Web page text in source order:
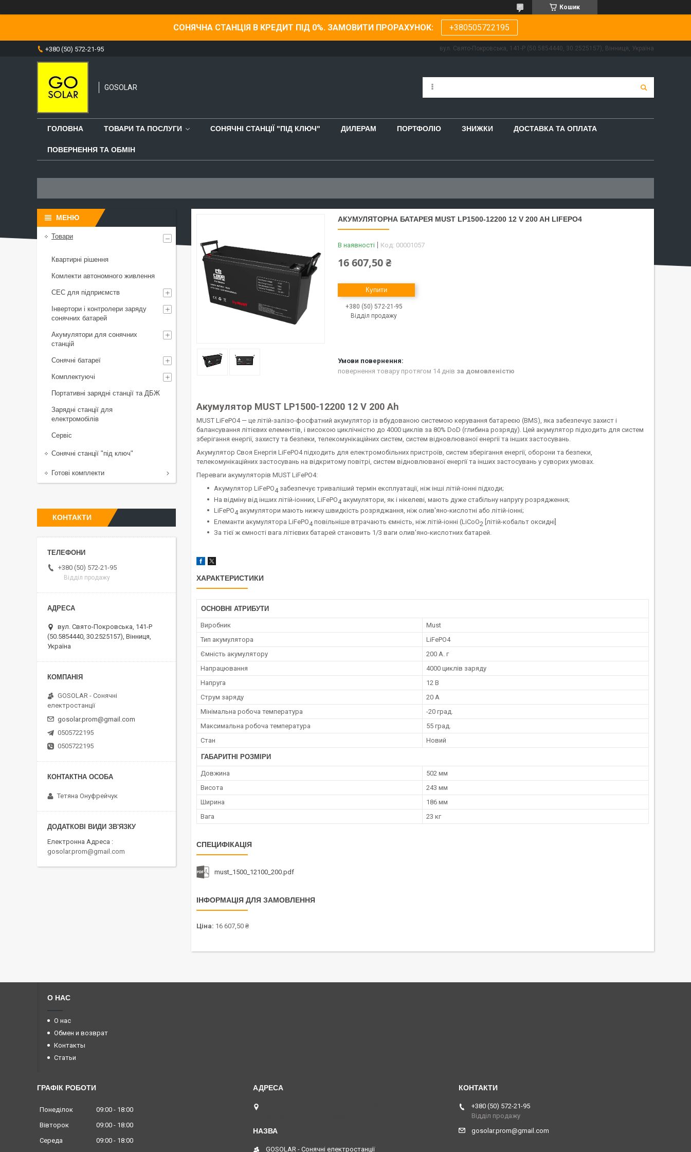
Кошик
СОНЯЧНА СТАНЦІЯ В КРЕДИТ ПІД 0%. ЗАМОВИТИ ПРОРАХУНОК: +380505722195
+380 (50) 572-21-95 вул. Свято-Покровська, 141-Р (50.5854440, 30.2525157), Вінниця, Україна
GOSOLAR
ГОЛОВНА ТОВАРИ ТА ПОСЛУГИ СОНЯЧНІ СТАНЦІЇ "ПІД КЛЮЧ" ДИЛЕРАМ ПОРТФОЛІО ЗНИЖКИ ДОСТАВКА ТА ОПЛАТА
ПОВЕРНЕННЯ ТА ОБМІН
АКУМУЛЯТОРНА БАТАРЕЯ MUST LP1500-12200 12 V 200 AH LIFEPO4
В наявності Код: 00001057
16 607,50 ₴
Купити
+380 (50) 572-21-95
Відділ продажу
повернення товару протягом 14 днів за домовленістю
Акумулятор MUST LP1500-12200 12 V 200 Ah
MUST LiFePO4 — це літій-залізо-фосфатний акумулятор із вбудованою системою керування батареєю (BMS), яка забезпечує захист і
балансування літієвих елементів, і високою циклічністю до 4000 циклів за 80% DoD (глибина розряду). Цей акумулятор підходить для систем
зберігання енергії, захисту та безпеки, телекомунікаційних систем, систем відновлюваної енергії та інших застосувань.
Акумулятор Своя Енергія LiFePO4 підходить для електромобільних пристроїв, систем зберігання енергії, оборони та безпеки,
телекомунікаційних застосувань на відкритому повітрі, систем відновлюваної енергії та інших застосувань у суворих умовах.
Переваги акумуляторів MUST LiFePO4:
Акумулятор LiFePO4 забезпечує триваліший термін експлуатації, ніж інші літій-іонні підходи;
На відміну від інших літій-іонних, LiFePO4 акумулятори, як і нікелеві, мають дуже стабільну напругу розрядження;
LiFePO4 акумулятори мають нижчу швидкість розряджання, ніж олив'яно-кислотні або літій-іонні;
Елеманти акумулятора LiFePO4 повільніше втрачають ємність, ніж літій-іонні (LiCoO2 [літій-кобальт оксидні]
За тієї ж ємності вага літієвих батарей становить 1/3 ваги олив'яно-кислотних батарей.
ХАРАКТЕРИСТИКИ
ОСНОВНІ АТРИБУТИ
Виробник
Must
Тип акумулятора
LiFePO4
Ємність акумулятору
200 А. г
Напрацювання
4000 циклів заряду
Напруга
12 В
Струм заряду
20 А
Мінімальна робоча температура
-20 град.
Максимальна робоча температура
55 град.
Стан
Новий
ГАБАРИТНІ РОЗМІРИ
Довжина
502 мм
Висота
243 мм
Ширина
186 мм
Вага
23 кг
СПЕЦИФІКАЦІЯ
must_1500_12100_200.pdf
ІНФОРМАЦІЯ ДЛЯ ЗАМОВЛЕННЯ
Ціна: 16 607,50 ₴
Товари
Квартирні рішення
Комлекти автономного живлення
СЕС для підприємств
Інвертори і контролери заряду
сонячних батарей
Акумулятори для сонячних
станцій
Сонячні батареї
Комплектуючі
Портативні зарядні станції та ДБЖ
Зарядні станції для
електромобілів
Сервіс
Сонячні станції "під ключ"
Готові комплекти
КОНТАКТИ
+380 (50) 572-21-95
Відділ продажу
вул. Свято-Покровська, 141-Р
(50.5854440, 30.2525157), Вінниця,
Україна
GOSOLAR - Сонячні
електростанції
gosolar.prom@gmail.com
0505722195
0505722195
Тетяна Онуфрейчук
Електронна Адреса
gosolar.prom@gmail.com
О НАС
О нас
Обмен и возврат
Контакты
Статьи
ГРАФІК РОБОТИ
Понеділок 09:00
18:00
Вівторок
09:00
18:00
Середа
09:00
18:00
GOSOLAR - Сонячні електростанції
+380 (50) 572-21-95
Відділ продажу
gosolar.prom@gmail.com